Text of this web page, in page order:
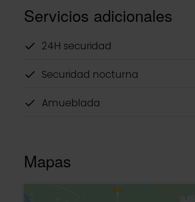
Servicios adicionales
24H securidad
Securidad nocturna
Amueblada
Mapas